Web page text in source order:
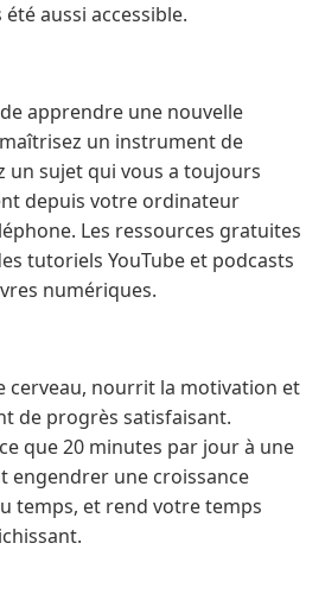
aussi accessible.
apprendre une nouvelle
un instrument de
un sujet qui vous a toujours
depuis votre ordinateur
Les ressources gratuites
tutoriels YouTube et podcasts
numériques.
cerveau, nourrit la motivation et
de progrès satisfaisant.
que 20 minutes par jour à une
engendrer une croissance
temps, et rend votre temps